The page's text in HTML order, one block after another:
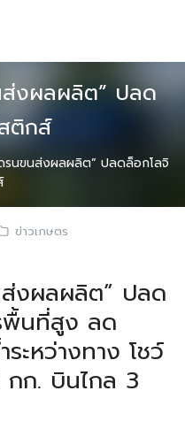
ส่งผลผลิต” ปลด
ติกส์
รนขนส่งผลผลิต” ปลดล็อกโลจิ
ข่าวเกษตร
งผลผลิต” ปลด
พื้นที่สูง ลด
ะหว่างทาง โชว์
ก. บินไกล 3